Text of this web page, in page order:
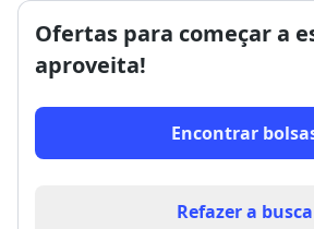
Ofertas para começar a
aproveita!
Encontrar
Refazer a busca